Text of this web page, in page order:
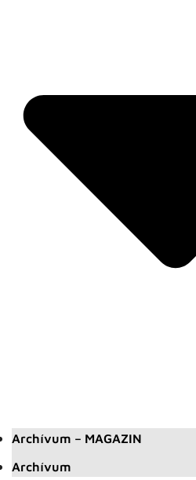
Archívum – MAGAZIN
Archívum